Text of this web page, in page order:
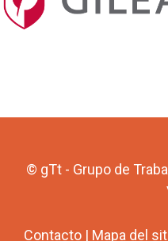
© gTt - Grupo de
Contacto | Mapa del